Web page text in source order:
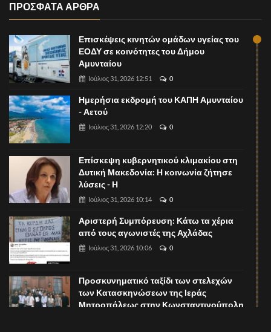
ΠΡΟΣΦΑΤΑ ΑΡΘΡΑ
Επισκέψεις κινητών ομάδων υγείας του
ΕΟΔΥ σε κοινότητες του Δήμου
Αμυνταίου
Ιούλιος 31, 2026 12:51 0
Ημερήσια εκδρομή του ΚΑΠΗ Αμυνταίου
- Αετού
Ιούλιος 31, 2026 12:20 0
Επίσκεψη κυβερνητικού κλιμακίου στη
Δυτική Μακεδονία: Η κοινωνία ζήτησε
λύσεις - Η
Ιούλιος 31, 2026 10:14 0
Αριστερή Συμπόρευση: Κάτω τα χέρια
από τους αγωνιστές της Αχλάδας
Ιούλιος 31, 2026 10:06 0
Προσκυνηματικό ταξίδι των στελεχών
των Κατασκηνώσεων της Ιεράς
Μητροπόλεως στην Κωνσταντινούπολη